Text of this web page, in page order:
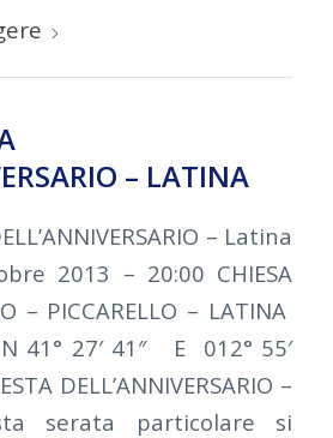
– LATINA
– Latina
2013 – 20:00 CHIESA
– PICCARELLO – LATINA
41° 27′ 41″ E 012° 55′
DELL’ANNIVERSARIO –
serata particolare si